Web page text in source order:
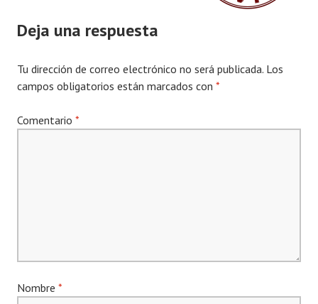
Deja una respuesta
Tu dirección de correo electrónico no será publicada. Los
campos obligatorios están marcados con *
Comentario *
Nombre *